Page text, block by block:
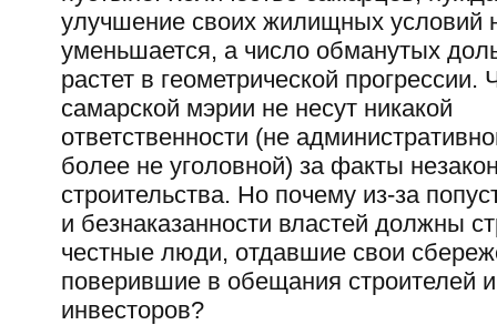
улучшение своих жилищных условий
уменьшается, а число обманутых
растет в геометрической прогрессии.
самарской мэрии не несут никакой
ответственности (не
более не уголовной) за факты
строительства. Но почему из-за
и безнаказанности властей должны
честные люди, отдавшие свои
поверившие в обещания строителей и
инвесторов?